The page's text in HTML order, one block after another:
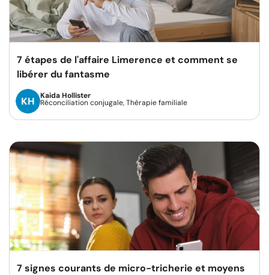
7 étapes de l'affaire Limerence et comment se
libérer du fantasme
Kaida Hollister
Réconciliation conjugale, Thérapie familiale
7 signes courants de micro-tricherie et moyens